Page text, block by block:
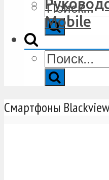
Mobile
Смартфоны Blackview